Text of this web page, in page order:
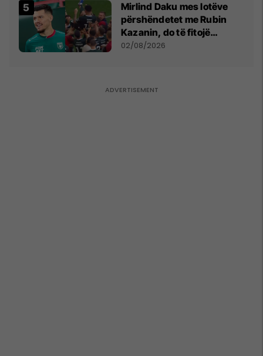
Mirlind Daku mes lotëve
përshëndetet me Rubin
Kazanin, do të fitojë
miliona te Spartak Moska
02/08/2026